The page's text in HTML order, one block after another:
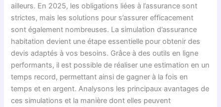
ailleurs. En 2025, les obligations liées à l’assurance sont
strictes, mais les solutions pour s’assurer efficacement
sont également nombreuses. La simulation d’assurance
habitation devient une étape essentielle pour obtenir des
devis adaptés à vos besoins. Grâce à des outils en ligne
performants, il est possible de réaliser une estimation en un
temps record, permettant ainsi de gagner à la fois en
temps et en argent. Analysons les principaux avantages de
ces simulations et la manière dont elles peuvent